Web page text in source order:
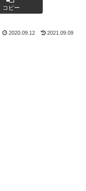
コピー
2020.09.12 2021.09.09